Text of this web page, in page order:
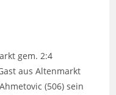
gem. 2:4
aus Altenmarkt
(506) sein